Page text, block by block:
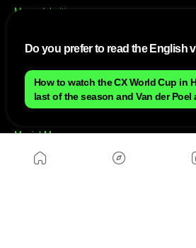
Mapa del sitio
Política de cookies
Política de privacidad
Trabaja con nosotros
WEBS AMIGAS
MusickMag
SÍGUENOS
Do you prefer to read the English
How to watch the CX World Cup in
last of the season and Van der Poel